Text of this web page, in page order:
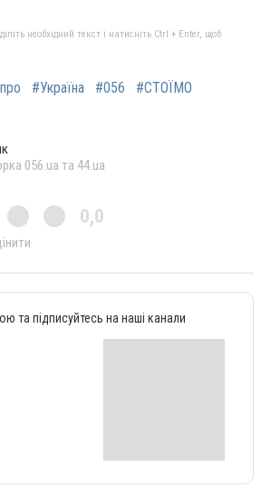
необхідний текст і натисніть Ctrl + Enter, щоб
#Україна #056
#СТОЇМО
056.ua та 44.ua
0,0
та підписуйтесь на наші канали